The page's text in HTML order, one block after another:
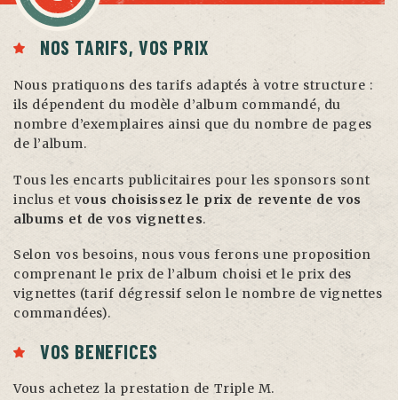
NOS TARIFS, VOS PRIX
Nous pratiquons des tarifs adaptés à votre structure :
ils dépendent du modèle d’album commandé, du
nombre d’exemplaires ainsi que du nombre de pages
de l’album.
Tous les encarts publicitaires pour les sponsors sont
inclus et vous choisissez le prix de revente de vos
albums et de vos vignettes.
Selon vos besoins, nous vous ferons une proposition
comprenant le prix de l’album choisi et le prix des
vignettes (tarif dégressif selon le nombre de vignettes
commandées).
VOS BENEFICES
Vous achetez la prestation de Triple M.